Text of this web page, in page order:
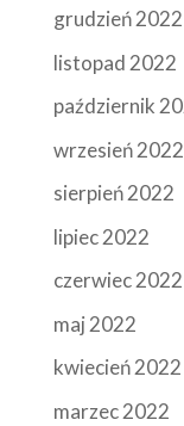
grudzień 2022
listopad 2022
październik
wrzesień 2022
sierpień 2022
lipiec 2022
czerwiec 2022
maj 2022
kwiecień 2022
marzec 2022